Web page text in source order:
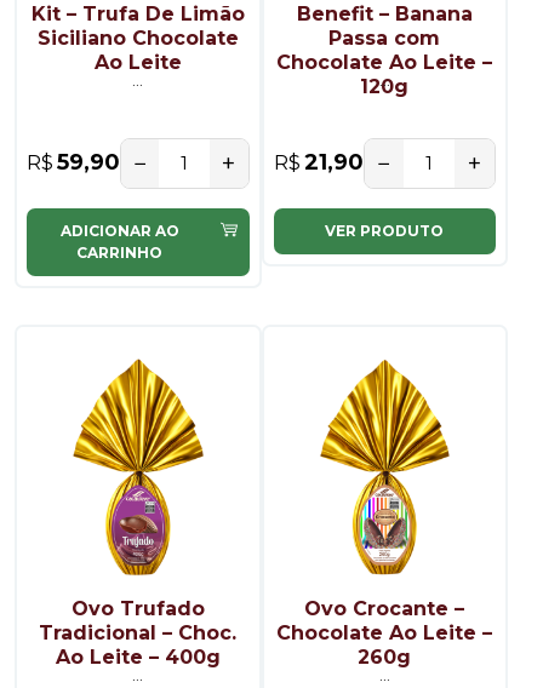
Kit – Trufa De Limão
Siciliano Chocolate
Ao Leite
R$ 59,90 − +
ADICIONAR AO
CARRINHO
Benefit – Banana
Passa com
Chocolate Ao Leite –
120g
...
R$ 21,90 − +
VER PRODUTO
Ovo Trufado
Tradicional – Choc.
Ao Leite – 400g
...
Ovo Crocante –
Chocolate Ao Leite –
260g
...